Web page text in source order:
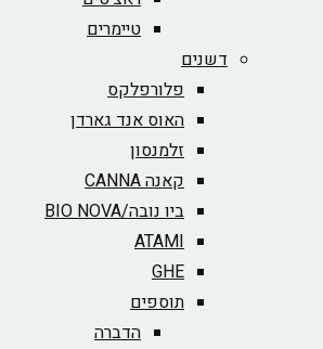
טיימרים
דשנים
פלורפלקס
האוס אנד גארדן
זלמנסון
קאנה CANNA
ביו נובה/BIO NOVA‏
ATAMI
GHE
תוספים
הדברה